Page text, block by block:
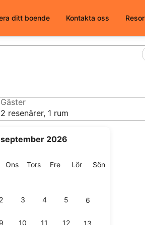
ditt boende Kontakta oss Resor
september 2026
OnsOnsdag
TorsTorsdag
FreFredag
LörLördag
SönSöndag
2 3 4 5 6
9 10 11 12 13
Gäster
2 resenärer, 1 rum